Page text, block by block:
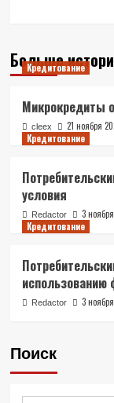
Больше
Кредитование
Микрокредиты
cleex
21 ноября
Кредитование
условия
Redactor
3
Кредитование
использованию
Redactor 3
Поиск